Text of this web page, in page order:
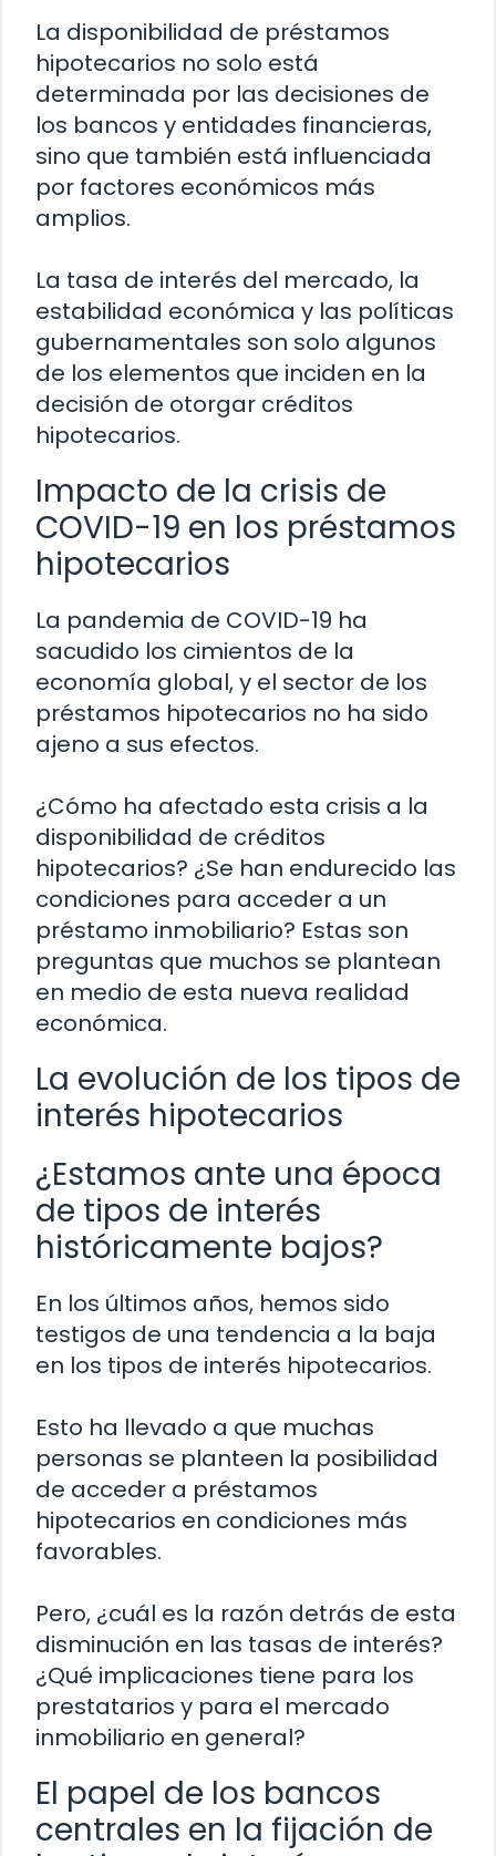
La disponibilidad de préstamos
hipotecarios no solo está
determinada por las decisiones de
los bancos y entidades financieras,
sino que también está influenciada
por factores económicos más
amplios.
La tasa de interés del mercado, la
estabilidad económica y las políticas
gubernamentales son solo algunos
de los elementos que inciden en la
decisión de otorgar créditos
hipotecarios.
Impacto de la crisis de
COVID-19 en los préstamos
hipotecarios
La pandemia de COVID-19 ha
sacudido los cimientos de la
economía global, y el sector de los
préstamos hipotecarios no ha sido
ajeno a sus efectos.
¿Cómo ha afectado esta crisis a la
disponibilidad de créditos
hipotecarios? ¿Se han endurecido las
condiciones para acceder a un
préstamo inmobiliario? Estas son
preguntas que muchos se plantean
en medio de esta nueva realidad
económica.
La evolución de los tipos de
interés hipotecarios
¿Estamos ante una época
de tipos de interés
históricamente bajos?
En los últimos años, hemos sido
testigos de una tendencia a la baja
en los tipos de interés hipotecarios.
Esto ha llevado a que muchas
personas se planteen la posibilidad
de acceder a préstamos
hipotecarios en condiciones más
favorables.
Pero, ¿cuál es la razón detrás de esta
disminución en las tasas de interés?
¿Qué implicaciones tiene para los
prestatarios y para el mercado
inmobiliario en general?
El papel de los bancos
centrales en la fijación de